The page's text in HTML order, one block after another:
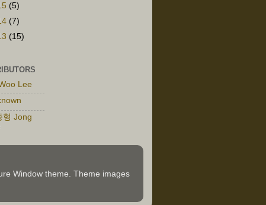
(5)
(7)
(15)
Lee
형 Jong
Window theme. Theme images